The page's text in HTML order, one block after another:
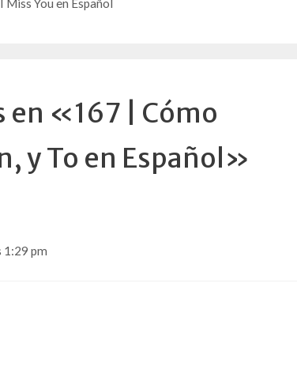
You en Español
en «167 | Cómo
y To en Español»
1:29 pm